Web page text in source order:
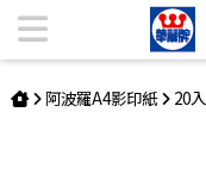
阿波羅A4影印紙 WL-
阿波羅A4影印紙 20